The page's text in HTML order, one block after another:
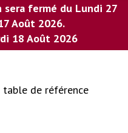
sera fermé du Lundi 27
Août 2026.
18 Août 2026
de référence